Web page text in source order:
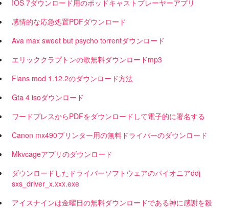
IOS 7ダウンロード用のポッドキャストプレーヤーアプリ
感情的な応急処置PDFダウンロード
Ava max sweet but psycho torrentダウンロード
エリッククラプトンの歌無料ダウンロードmp3
Flans mod 1.12.2のダウンロード方法
Gta 4 isoダウンロード
ワードプレスからPDFをダウンロードして電子的に署名する
Canon mx490プリンター用の無料ドライバーのダウンロード
Mkvcageアプリのダウンロード
ダウンロードしたドライバーソフトウェアのパイオニアddj
sxs_driver_x.xxx.exe
アイスナインは金曜日の無料ダウンロードである神に感謝を殺